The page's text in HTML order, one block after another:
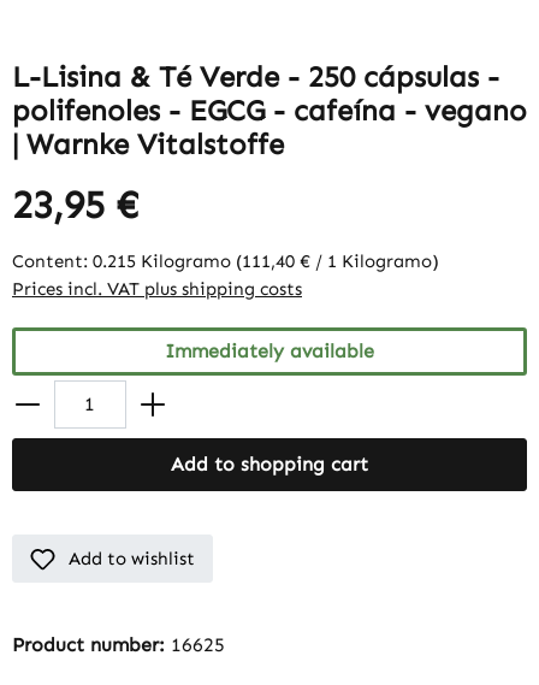
L-Lisina & Té Verde - 250 cápsulas -
polifenoles - EGCG - cafeína - vegano
| Warnke Vitalstoffe
23,95 €
Content: 0.215 Kilogramo (111,40 € / 1 Kilogramo)
Prices incl. VAT plus shipping costs
Immediately available
Add to shopping cart
Add to wishlist
Product number: 16625